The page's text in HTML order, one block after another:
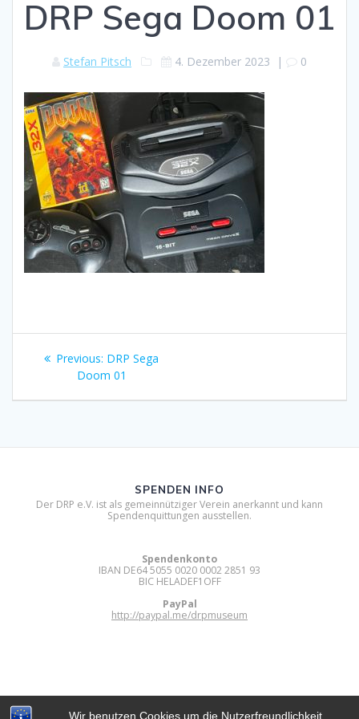
Wir benutzen Cookies um die Nutzerfreundlichkeit
DRP Sega Doom 01
Stefan Pitsch 4. Dezember 2023 | 0
Beitragsnavigation
Previous: Previous
post:
DRP Sega
Doom 01
SPENDEN INFO
Der DRP e.V. ist als gemeinnütziger Verein anerkannt und kann
Spendenquittungen ausstellen.
Spendenkonto
IBAN DE64 5055 0020 0002 2851 93
BIC HELADEF1OFF
PayPal
http://paypal.me/drpmuseum